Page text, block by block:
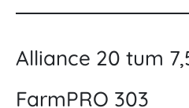
Alliance 20 tum
FarmPRO 303